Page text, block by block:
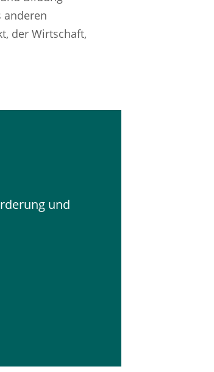
anderen
der Wirtschaft,
und